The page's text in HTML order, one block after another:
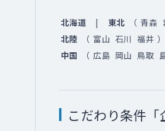
北海道 東北 （ 青森
北陸
（ 富山 石川 福井 ）
中国
（ 広島 岡山 鳥取
こだわり条件